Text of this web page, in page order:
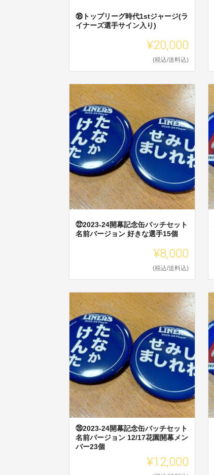
⑱トップリーグ時代1stジャージ(ラ
イナーズ選手サイン入り)
¥20,000
(税込/送料込)
㉒2023-24開幕記念缶バッチセット
名前バージョン 好きな選手15個
¥8,000
(税込/送料込)
㉖2023-24開幕記念缶バッチセット
名前バージョン 12/17花園開幕メン
バー23個
¥12,000